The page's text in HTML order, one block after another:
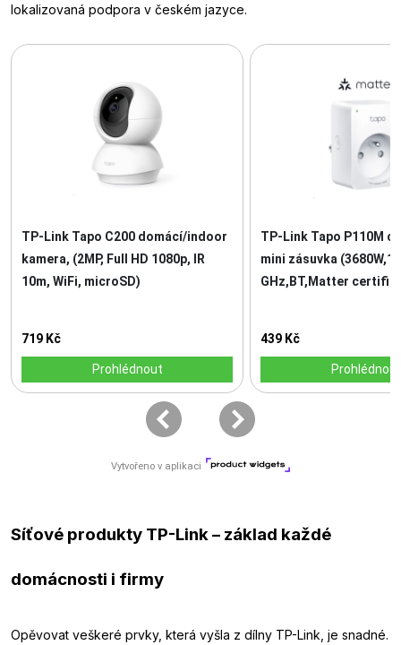
lokalizovaná podpora v českém jazyce.
Síťové produkty TP-Link – základ každé
domácnosti i firmy
Opěvovat veškeré prvky, která vyšla z dílny TP-Link, je snadné.